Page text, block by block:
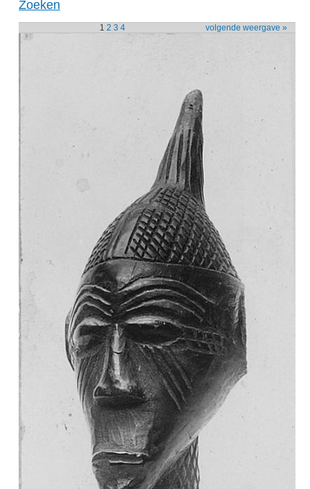
Zoeken
volgende weergave »
1 2 3 4